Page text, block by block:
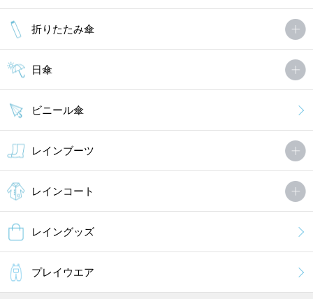
東京都/20代 投稿日：2024年05月27日
すごく軽くてびっくりしました！
また折り畳み傘なのに広げると大きく、カバンが全く濡れません。
今年の梅雨はストレスゼロで乗り切れそうです！
イメージ通りの商品でした！一回使いましたが問題なく可愛いもの
でした。
ｎｏｚｏｍｉさん
神奈川県/20代/男性 投稿日：2023年05月20日
シンプルだけど少しおしゃれな感じで想像通りでした。重くないの
折りたたみ傘
日傘
ビニール傘
レインブーツ
レインコート
レイングッズ
プレイウエア